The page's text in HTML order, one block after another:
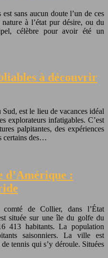
sans aucun doute l’un de ces
à l’état pur désire, ou du
célèbre pour avoir été un
à découvrir
est le lieu de vacances idéal
explorateurs infatigables. C’est
palpitantes, des expériences
certains des…
d’Amérique :
de Collier, dans l’État
située sur une île du golfe du
413 habitants. La population
saisonniers. La ville est
tennis qui s’y déroule. Situées